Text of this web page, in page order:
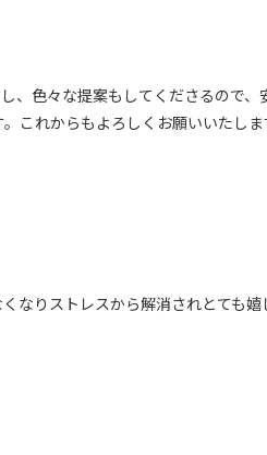
、色々な提案もしてくださるので
これからもよろしくお願いいたしま
なりストレスから解消されとても